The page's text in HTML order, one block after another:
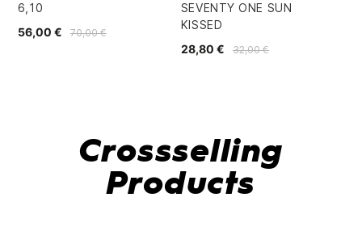
6,10
70,00 €
56,00 €
SEVENTY ONE SUN
KISSED
32,00 €
28,80 €
Crossselling
Products